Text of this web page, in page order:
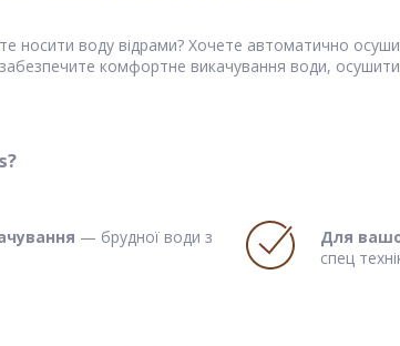
носити воду відрами? Хочете автоматично
комфортне викачування води, осушити
— брудної води з
Для
спец